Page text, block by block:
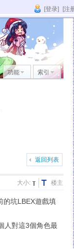
[登录] [注
功能 索引
返回列表
楼主
大小:
的坑LBEX遊戲填
人對這3個角色最